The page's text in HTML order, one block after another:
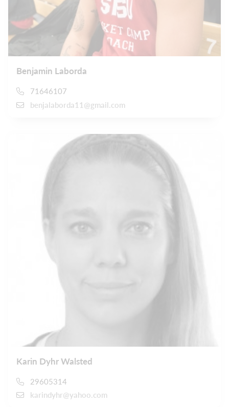
Benjamin Laborda
71646107
benjalaborda11@gmail.com
Karin Dyhr Walsted
29605314
karindyhr@yahoo.com